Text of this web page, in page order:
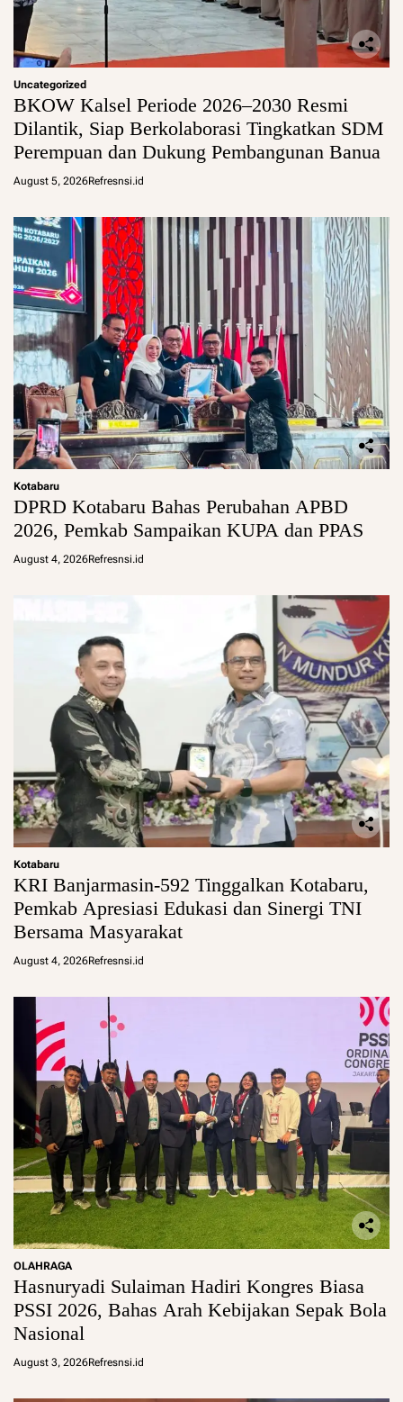
Uncategorized
BKOW Kalsel Periode 2026–2030 Resmi
Dilantik, Siap Berkolaborasi Tingkatkan SDM
Perempuan dan Dukung Pembangunan Banua
August 5, 2026Refresnsi.id
Kotabaru
DPRD Kotabaru Bahas Perubahan APBD
2026, Pemkab Sampaikan KUPA dan PPAS
August 4, 2026Refresnsi.id
Kotabaru
KRI Banjarmasin-592 Tinggalkan Kotabaru,
Pemkab Apresiasi Edukasi dan Sinergi TNI
Bersama Masyarakat
August 4, 2026Refresnsi.id
OLAHRAGA
Hasnuryadi Sulaiman Hadiri Kongres Biasa
PSSI 2026, Bahas Arah Kebijakan Sepak Bola
Nasional
August 3, 2026Refresnsi.id